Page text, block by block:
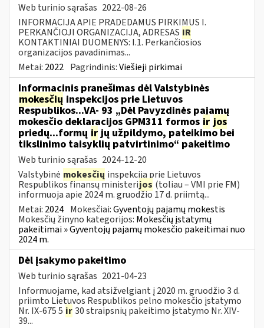
Web turinio sąrašas 2022-08-26
INFORMACIJA APIE PRADEDAMUS PIRKIMUS I.
PERKANČIOJI ORGANIZACIJA, ADRESAS IR
KONTAKTINIAI DUOMENYS: I.1. Perkančiosios
organizacijos pavadinimas...
Metai: 2022 Pagrindinis:Viešieji pirkimai
Informacinis pranešimas dėl Valstybinės
mokesčių inspekcijos prie Lietuvos
Respublikos...VA- 93 „Dėl Pavyzdinės pajamų
mokesčio deklaracijos GPM311 formos ir jos
priedų...formų irjų užpildymo, pateikimo bei
tikslinimo taisyklių patvirtinimo“ pakeitimo
Web turinio sąrašas 2024-12-20
Valstybinė mokesčių inspekcija prie Lietuvos
Respublikos finansų ministerijos (toliau – VMI prie FM)
informuoja apie 2024 m. gruodžio 17 d. priimtą...
Metai: 2024 Mokesčiai:Gyventojų pajamų mokestis
Mokesčių žinyno kategorijos: Mokesčių įstatymų
pakeitimai » Gyventojų pajamų mokesčio pakeitimai nuo
2024 m.
Dėl įsakymo pakeitimo
Web turinio sąrašas 2021-04-23
Informuojame, kad atsižvelgiant į 2020 m. gruodžio 3 d.
priimto Lietuvos Respublikos pelno mokesčio įstatymo
Nr. IX-675 5 ir30 straipsnių pakeitimo įstatymo Nr. XIV-
39...